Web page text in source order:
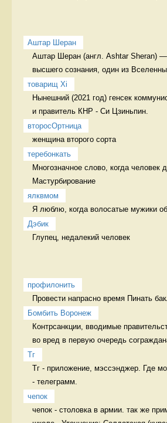
Аштар Шеран
Аштар Шеран (англ. Ashtar Sheran)
высшего сознания, один из
товарищ Xi
Нынешний (2021 год) генсек
и правитель КНР - Си Цзиньпин.
второсОртница
женщина второго сорта
теребонкать
Многозначное слово, когда человек
Мастурбирование
ялквмом
Я люблю, когда волосатые мужики
Дэбик
Глупец, недалекий человек
профилонить
Провести напрасно время Пинать
Бомбить Воронеж
Контрсанкции, вводимые
во вред в первую очередь
Тг
Тг - приложение, мэссэнджер. Где
- телеграмм.
чепок
чепок - столовка в армии. так же